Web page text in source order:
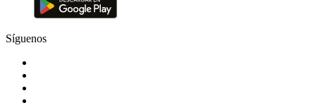
Síguenos